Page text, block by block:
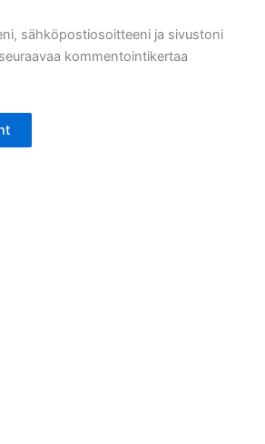
sähköpostiosoitteeni ja sivustoni
kommentointikertaa